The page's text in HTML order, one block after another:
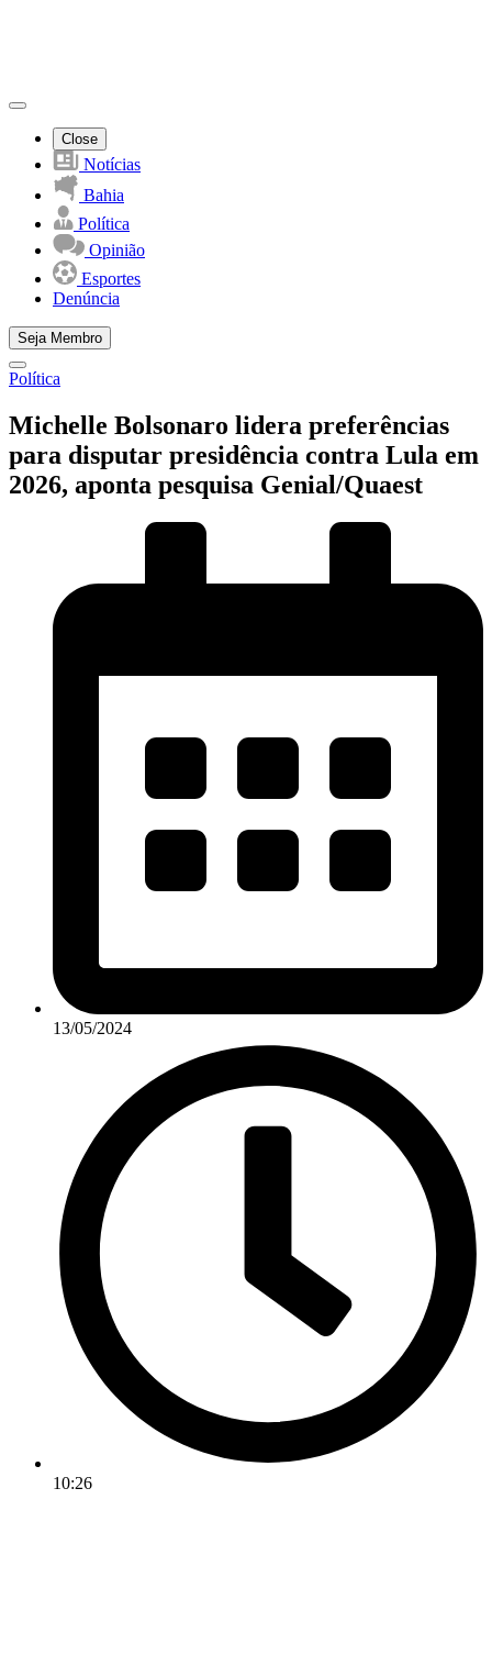
Close
Notícias
Bahia
Política
Opinião
Esportes
Denúncia
Seja Membro
Política
Michelle Bolsonaro lidera preferências
para disputar presidência contra Lula em
2026, aponta pesquisa Genial/Quaest
13/05/2024
10:26